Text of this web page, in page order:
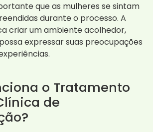
que as mulheres se sintam
durante o processo. A
criar um ambiente acolhedor,
expressar suas preocupações
o Tratamento
de